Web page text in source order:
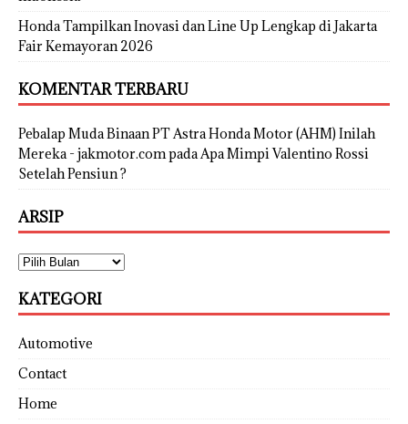
Honda Tampilkan Inovasi dan Line Up Lengkap di Jakarta
Fair Kemayoran 2026
KOMENTAR TERBARU
Pebalap Muda Binaan PT Astra Honda Motor (AHM) Inilah
Mereka - jakmotor.compadaApa Mimpi Valentino Rossi
Setelah Pensiun ?
ARSIP
KATEGORI
Automotive
Contact
Home